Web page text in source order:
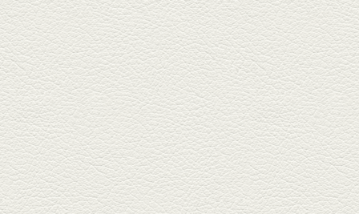
2025年3月21日放送
薩摩赤鶏のころころ焼き
＆カツオの藁焼き
三年坂通りのビル２階「焼鳥こ
ろころ」はオシャレな店構えで
炭火...
2025年2月28日放送
踊る車海老＆あか牛串 ウ
ニとキャビア乗せ
ホテル日航熊本の裏、創作串揚
げの新たな店「串ハル」へ「銀
しろ...